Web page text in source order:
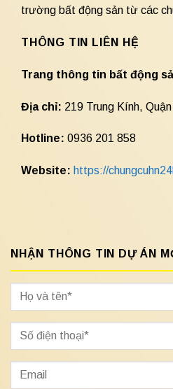
trường bất động sản từ các
THÔNG TIN LIÊN HỆ
Trang thông tin bất động
Địa chỉ: 219 Trung Kính,
Hotline: 0936 201 858
Website: https://
NHẬN THÔNG TIN DỰ ÁN